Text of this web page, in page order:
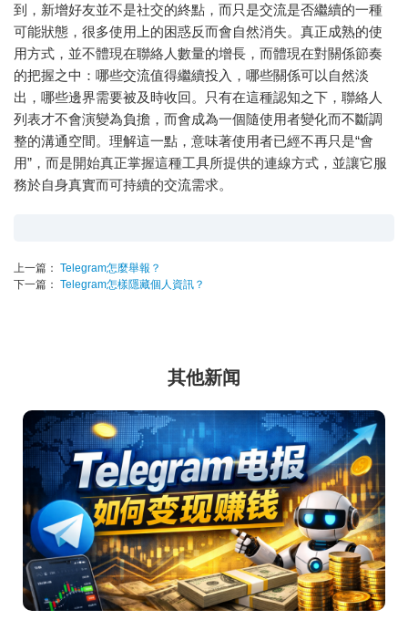
到，新增好友並不是社交的終點，而只是交流是否繼續的一種
可能狀態，很多使用上的困惑反而會自然消失。真正成熟的使
用方式，並不體現在聯絡人數量的增長，而體現在對關係節奏
的把握之中：哪些交流值得繼續投入，哪些關係可以自然淡
出，哪些邊界需要被及時收回。只有在這種認知之下，聯絡人
列表才不會演變為負擔，而會成為一個隨使用者變化而不斷調
整的溝通空間。理解這一點，意味著使用者已經不再只是“會
用”，而是開始真正掌握這種工具所提供的連線方式，並讓它服
務於自身真實而可持續的交流需求。
上一篇： Telegram怎麼舉報？
下一篇： Telegram怎樣隱藏個人資訊？
其他新闻